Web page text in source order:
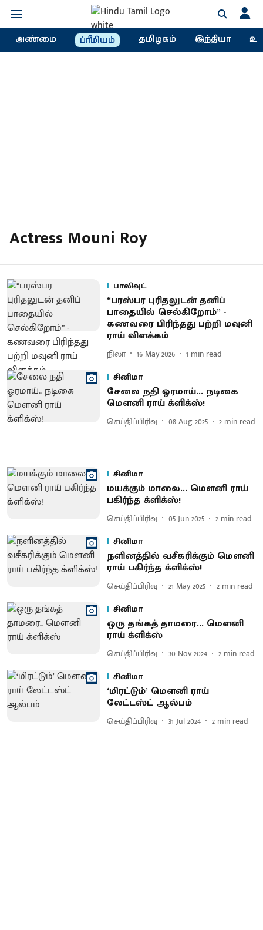
அண்மை ப்ரீமியம் தமிழகம் இந்தியா
Actress Mouni Roy
பாலிவுட்
“பரஸ்பர புரிதலுடன் தனிப்
பாதையில் செல்கிறோம்” -
கணவரை பிரிந்​தது பற்றி மவுனி
ராய் விளக்​கம்
நிலா 16 May 2026 1 min read
சினிமா
சேலை நதி ஓரமாய்... நடிகை
மௌனி ராய் க்ளிக்ஸ்!
செய்திப்பிரிவு 08 Aug 2025 2 min read
சினிமா
மயக்கும் மாலை... மௌனி ராய்
பகிர்ந்த க்ளிக்ஸ்!
செய்திப்பிரிவு 05 Jun 2025 2 min read
சினிமா
நளினத்தில் வசீகரிக்கும் மௌனி
ராய் பகிர்ந்த க்ளிக்ஸ்!
செய்திப்பிரிவு 21 May 2025 2 min read
சினிமா
ஒரு தங்கத் தாமரை... மௌனி
ராய் க்ளிக்ஸ்
செய்திப்பிரிவு 30 Nov 2024 2 min read
சினிமா
‘மிரட்டும்’ மௌனி ராய்
லேட்டஸ்ட் ஆல்பம்
செய்திப்பிரிவு 31 Jul 2024 2 min read